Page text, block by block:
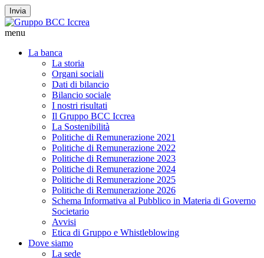
Invia
menu
La banca
La storia
Organi sociali
Dati di bilancio
Bilancio sociale
I nostri risultati
Il Gruppo BCC Iccrea
La Sostenibilità
Politiche di Remunerazione 2021
Politiche di Remunerazione 2022
Politiche di Remunerazione 2023
Politiche di Remunerazione 2024
Politiche di Remunerazione 2025
Politiche di Remunerazione 2026
Schema Informativa al Pubblico in Materia di Governo
Societario
Avvisi
Etica di Gruppo e Whistleblowing
Dove siamo
La sede